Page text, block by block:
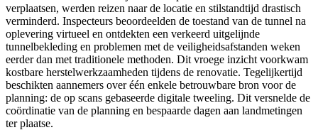
verplaatsen, werden reizen naar de locatie en stilstandtijd drastisch
verminderd. Inspecteurs beoordeelden de toestand van de tunnel na
oplevering virtueel en ontdekten een verkeerd uitgelijnde
tunnelbekleding en problemen met de veiligheidsafstanden weken
eerder dan met traditionele methoden. Dit vroege inzicht voorkwam
kostbare herstelwerkzaamheden tijdens de renovatie. Tegelijkertijd
beschikten aannemers over één enkele betrouwbare bron voor de
planning: de op scans gebaseerde digitale tweeling. Dit versnelde de
coördinatie van de planning en bespaarde dagen aan landmetingen
ter plaatse.